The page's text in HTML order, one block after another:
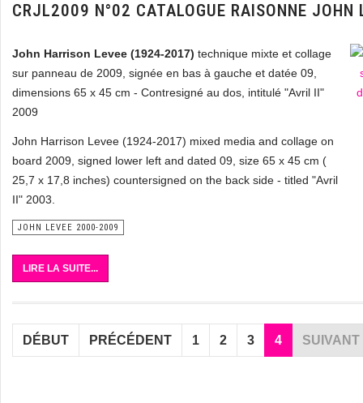
CRJL2009 N°02 CATALOGUE RAISONNE JOHN
John Harrison Levee (1924-2017) technique mixte et collage
sur panneau de 2009, signée en bas à gauche et datée 09,
dimensions 65 x 45 cm - Contresigné au dos, intitulé "Avril II"
2009
John Harrison Levee (1924-2017) mixed media and collage on
board 2009, signed lower left and dated 09, size 65 x 45 cm (
25,7 x 17,8 inches) countersigned on the back side - titled "Avril
II" 2003.
JOHN LEVEE 2000-2009
LIRE LA SUITE...
DÉBUT PRÉCÉDENT 1 2 3 4 SUIVANT